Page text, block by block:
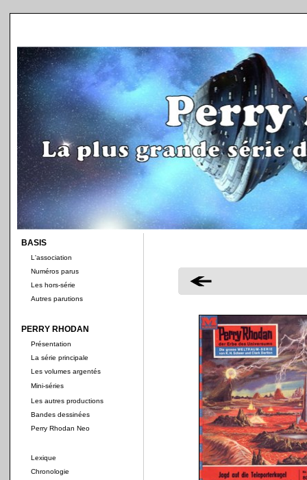
BASIS
L'association
Numéros parus
Les hors-série
Autres parutions
PERRY RHODAN
Présentation
La série principale
Les volumes argentés
Mini-séries
Les autres productions
Bandes dessinées
Perry Rhodan Neo
Lexique
Chronologie